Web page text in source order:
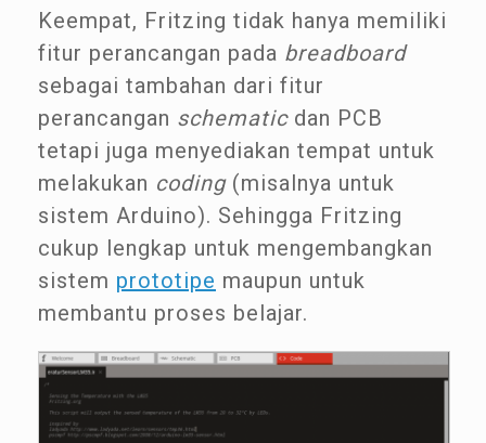
Keempat, Fritzing tidak hanya memiliki
fitur perancangan pada breadboard
sebagai tambahan dari fitur
perancangan schematicdan PCB
tetapi juga menyediakan tempat untuk
melakukan coding(misalnya untuk
sistem Arduino). Sehingga Fritzing
cukup lengkap untuk mengembangkan
sistem prototipe maupun untuk
membantu proses belajar.